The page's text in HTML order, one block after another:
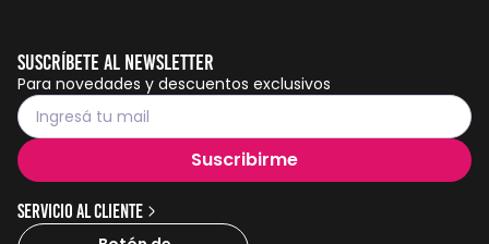
Suscríbete al Newsletter
Para novedades y descuentos exclusivos
Suscribirme
Servicio al cliente